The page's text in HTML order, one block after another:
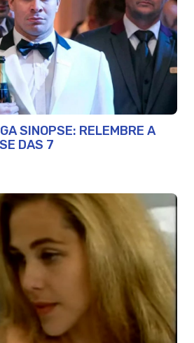
SINOPSE: RELEMBRE A
DAS 7